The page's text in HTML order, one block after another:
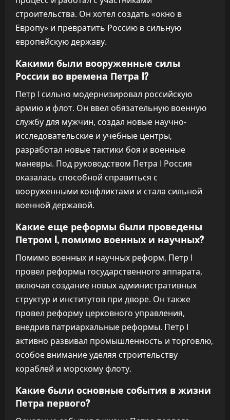
строительства. Он хотел создать «окно в
Европу» и превратить Россию в сильную
европейскую державу.
Какими были вооруженные силы
России во времена Петра I?
Петр I сильно модернизировал российскую
армию и флот. Он ввел обязательную военную
службу для мужчин, создал новые научно-
исследовательские и учебные центры,
разработал новые тактики боя и военные
маневры. Под руководством Петра I Россия
оказалась способной справиться с
вооруженными конфликтами и стала сильной
военной державой.
Какие еще реформы были проведены
Петром I, помимо военных и научных?
Помимо военных и научных реформ, Петр I
провел реформы государственного аппарата,
включая создание новых административных
структур и институтов при дворе. Он также
провел реформу церковного управления,
внедрив патриархальные реформы. Петр I
активно развивал промышленность и торговлю,
особое внимание уделяя строительству
кораблей и морскому флоту.
Какие были основные события в жизни
Петра первого?